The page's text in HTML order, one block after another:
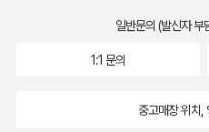
일반문의 (발신자 부
1:1 문의
중고매장 위치,